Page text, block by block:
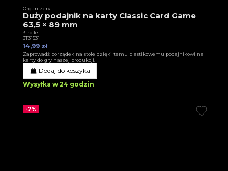
Organizery
Duży podajnik na karty Classic Card Game
63,5 × 89 mm
3trolle
3T31531
14,99 zł
Zaprowadź porządek na stole dzięki temu plastikowemu podajnikowi na
karty do gry naszej produkcji.
Dodaj do koszyka
Wysyłka w 24 godzin
-7%